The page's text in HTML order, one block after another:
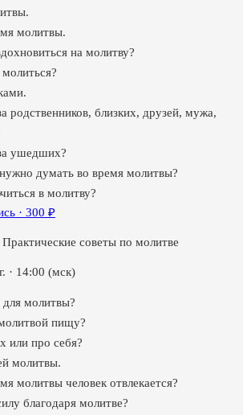
молитвы.
на молитву?
родственников, близких, друзей, мужа,
ушедших?
думать во время молитвы?
в молитву?
· 300 ₽
советы по молитве
· 14:00 (мск)
для молитвы?
пищу?
или про себя?
молитвы.
молитвы человек отвлекается?
благодаря молитве?